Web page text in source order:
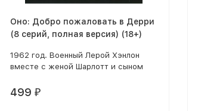
Оно: Добро пожаловать в Дерри
(8 серий, полная версия) (18+)
1962 год. Военный Лерой Хэнлон
вместе с женой Шарлотт и сыном
город Дерри в штате Мэн.
499₽